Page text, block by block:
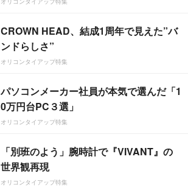
CROWN HEAD、結成1周年で見えた”バ
ンドらしさ”
オリコンタイアップ特集
パソコンメーカー社員が本気で選んだ「1
0万円台PC３選」
オリコンタイアップ特集
「別班のよう」腕時計で『VIVANT』の
世界観再現
オリコンタイアップ特集